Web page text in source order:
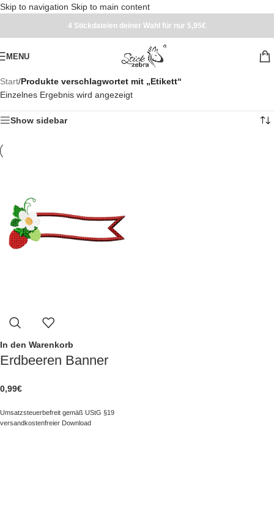
Skip to navigation Skip to main content
4 Stickdateien deiner Wahl für nur 5,95€
MENU
Start/Produkte verschlagwortet mit „Etikett“
Einzelnes Ergebnis wird angezeigt
Show sidebar
In den Warenkorb
Erdbeeren Banner
0,99€
Umsatzsteuerbefreit gemäß UStG §19
versandkostenfreier Download